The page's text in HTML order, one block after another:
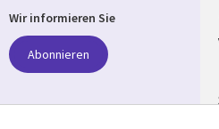
Wir informieren Sie
Abonnieren